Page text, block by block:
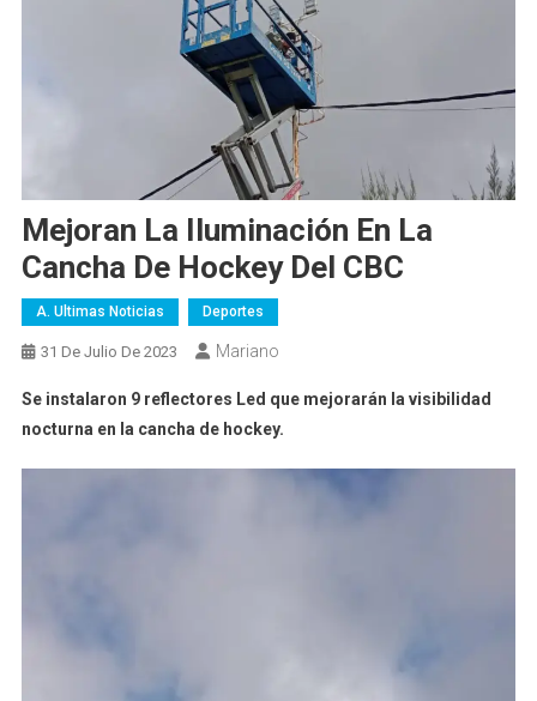
Mejoran La Iluminación En La
Cancha De Hockey Del CBC
A. Ultimas Noticias Deportes
31 De Julio De 2023 Mariano
Se instalaron 9 reflectores Led que mejorarán la visibilidad
nocturna en la cancha de hockey.